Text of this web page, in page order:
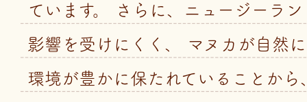
ています。 さらに、ニュージーラ
影響を受けにくく、 マヌカが自然
環境が豊かに保たれていることから